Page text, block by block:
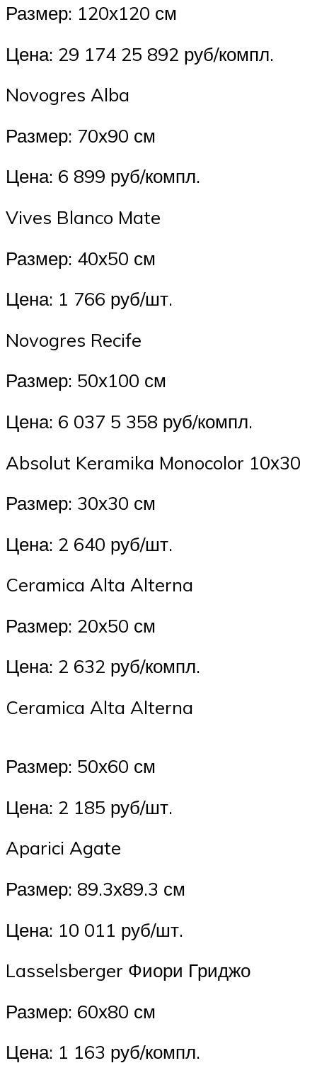
Размер: 120х120 см
Цена: 29 174 25 892 руб/компл.
Novogres Alba
Размер: 70х90 см
Цена: 6 899 руб/компл.
Vives Blanco Mate
Размер: 40х50 см
Цена: 1 766 руб/шт.
Novogres Recife
Размер: 50х100 см
Цена: 6 037 5 358 руб/компл.
Absolut Keramika Monocolor 10х30
Размер: 30х30 см
Цена: 2 640 руб/шт.
Ceramica Alta Alterna
Размер: 20х50 см
Цена: 2 632 руб/компл.
Ceramica Alta Alterna
Размер: 50х60 см
Цена: 2 185 руб/шт.
Aparici Agate
Размер: 89.3х89.3 см
Цена: 10 011 руб/шт.
Lasselsberger Фиори Гриджо
Размер: 60х80 см
Цена: 1 163 руб/компл.